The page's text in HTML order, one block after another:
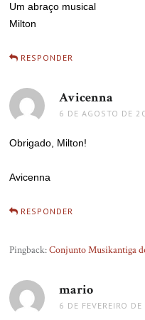
Um abraço musical
Milton
RESPONDER
Avicenna
6 DE AGOSTO DE
Obrigado, Milton!
Avicenna
RESPONDER
Pingback:Conjunto Musikantiga
mario
6 DE FEVEREIRO